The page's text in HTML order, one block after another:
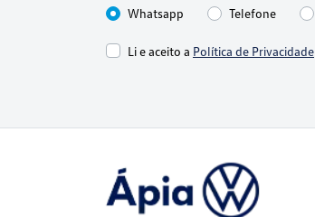
Whatsapp
Telefone
Li e aceito a Política de Privacidade